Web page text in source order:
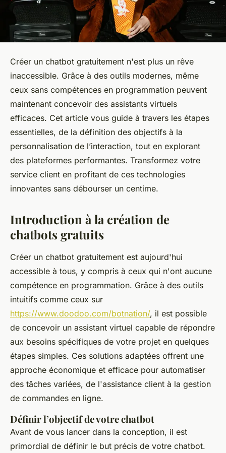
Créer un chatbot gratuitement n'est plus un rêve
inaccessible. Grâce à des outils modernes, même
ceux sans compétences en programmation peuvent
maintenant concevoir des assistants virtuels
efficaces. Cet article vous guide à travers les étapes
essentielles, de la définition des objectifs à la
personnalisation de l’interaction, tout en explorant
des plateformes performantes. Transformez votre
service client en profitant de ces technologies
innovantes sans débourser un centime.
Introduction à la création de
chatbots gratuits
Créer un chatbot gratuitement est aujourd'hui
accessible à tous, y compris à ceux qui n'ont aucune
compétence en programmation. Grâce à des outils
intuitifs comme ceux sur
https://www.doodoo.com/botnation/, il est possible
de concevoir un assistant virtuel capable de répondre
aux besoins spécifiques de votre projet en quelques
étapes simples. Ces solutions adaptées offrent une
approche économique et efficace pour automatiser
des tâches variées, de l'assistance client à la gestion
de commandes en ligne.
Définir l’objectif de votre chatbot
Avant de vous lancer dans la conception, il est
primordial de définir le but précis de votre chatbot.